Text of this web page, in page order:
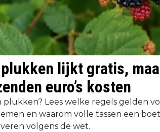
lijkt gratis,
euro’s kosten
plukken? Lees welke regels gelden
en waarom volle tassen een
volgens de wet.